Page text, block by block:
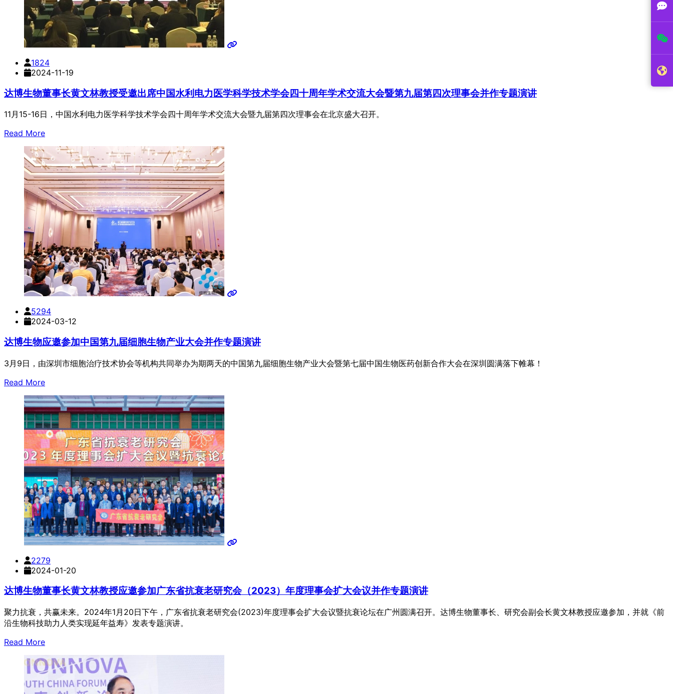
1824
2024-11-19
达博生物董事长黄文林教授受邀出席中国水利电力医学科学技术学会四十周年学术交流大会暨第九届第四次理事会并作专题演讲
11月15-16日，中国水利电力医学科学技术学会四十周年学术交流大会暨九届第四次理事会在北京盛大召开。
Read More
5294
2024-03-12
达博生物应邀参加中国第九届细胞生物产业大会并作专题演讲
3月9日，由深圳市细胞治疗技术协会等机构共同举办为期两天的中国第九届细胞生物产业大会暨第七届中国生物医药创新合作大会在深圳圆满落下帷幕！
Read More
2279
2024-01-20
达博生物董事长黄文林教授应邀参加广东省抗衰老研究会（2023）年度理事会扩大会议并作专题演讲
聚力抗衰，共赢未来。2024年1月20日下午，广东省抗衰老研究会(2023)年度理事会扩大会议暨抗衰论坛在广州圆满召开。达博生物董事长、研究会副会长黄文林教授应邀参加，并就《前
沿生物科技助力人类实现延年益寿》发表专题演讲。
Read More